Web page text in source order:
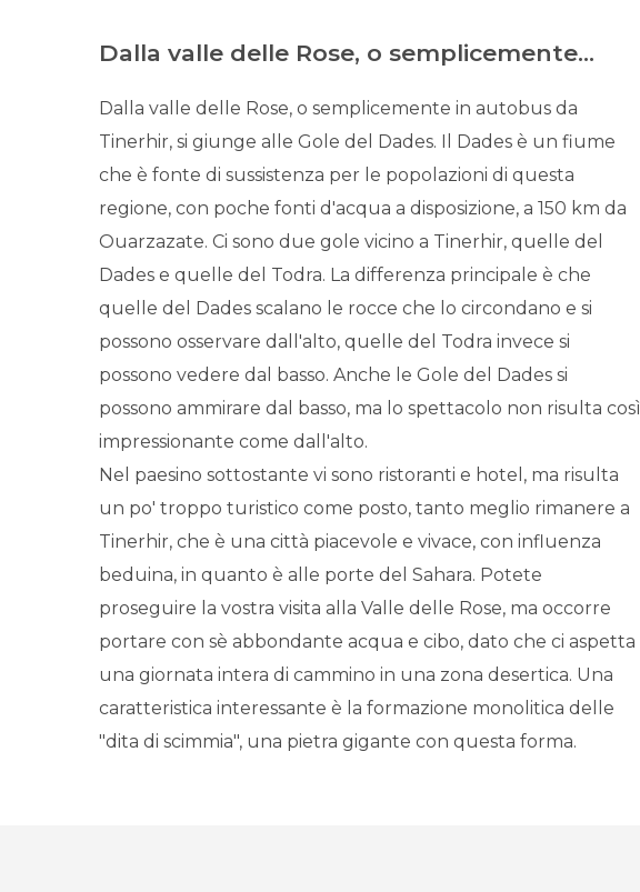
Dalla valle delle Rose, o semplicemente...
Dalla valle delle Rose, o semplicemente in autobus da
Tinerhir, si giunge alle Gole del Dades. Il Dades è un fiume
che è fonte di sussistenza per le popolazioni di questa
regione, con poche fonti d'acqua a disposizione, a 150 km da
Ouarzazate. Ci sono due gole vicino a Tinerhir, quelle del
Dades e quelle del Todra. La differenza principale è che
quelle del Dades scalano le rocce che lo circondano e si
possono osservare dall'alto, quelle del Todra invece si
possono vedere dal basso. Anche le Gole del Dades si
possono ammirare dal basso, ma lo spettacolo non risulta così
impressionante come dall'alto.
Nel paesino sottostante vi sono ristoranti e hotel, ma risulta
un po' troppo turistico come posto, tanto meglio rimanere a
Tinerhir, che è una città piacevole e vivace, con influenza
beduina, in quanto è alle porte del Sahara. Potete
proseguire la vostra visita alla Valle delle Rose, ma occorre
portare con sè abbondante acqua e cibo, dato che ci aspetta
una giornata intera di cammino in una zona desertica. Una
caratteristica interessante è la formazione monolitica delle
"dita di scimmia", una pietra gigante con questa forma.